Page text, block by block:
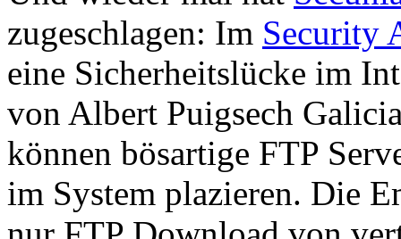
zugeschlagen: Im Security
eine Sicherheitslücke im
von Albert Puigsech
können bösartige FTP
im System plazieren. Die